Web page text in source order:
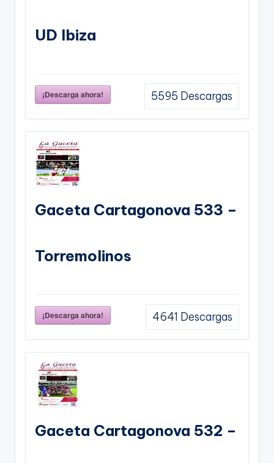
UD Ibiza
¡Descarga ahora! 5595 Descargas
Gaceta Cartagonova 533 –
Torremolinos
¡Descarga ahora! 4641 Descargas
Gaceta Cartagonova 532 –